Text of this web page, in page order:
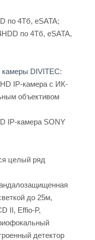
по 4Тб, eSATA;
по 4Тб, eSATA,
камеры DIVITEC:
IP-камера с ИК-
объективом
IP-камера SONY
целый ряд
до 25м,
II, Effio-P,
детектор